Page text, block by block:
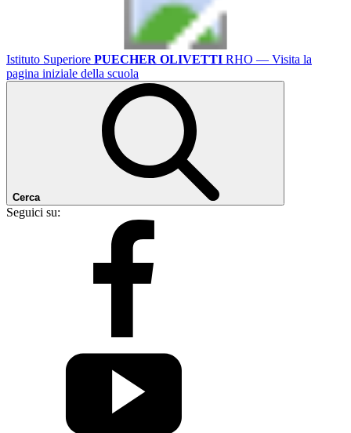
Istituto Superiore PUECHER OLIVETTI RHO — Visita la
pagina iniziale della scuola
Cerca
Seguici su: